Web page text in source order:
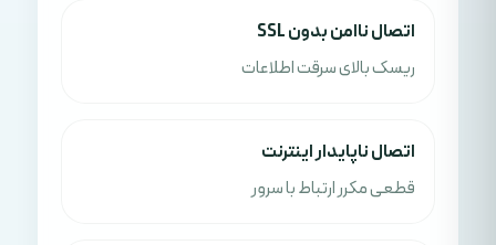
اتصال ناامن بدون SSL
ریسک بالای سرقت اطلاعات
اتصال ناپایدار اینترنت
قطعی مکرر ارتباط با سرور